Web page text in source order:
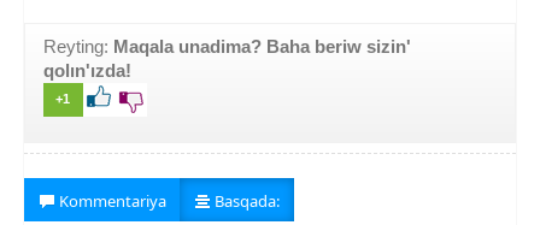
Reyting: Maqala unadima? Baha beriw sizin'
qolın'ızda!
+1
Kommentariya Basqada: